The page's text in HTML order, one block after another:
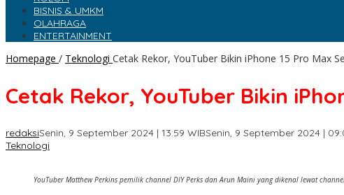
BISNIS & UMKM
OLAHRAGA
ENTERTAINMENT
Homepage / Teknologi Cetak Rekor, YouTuber Bikin iPhone 15 Pro Max
Cetak Rekor, YouTuber Bikin
redaksiSenin, 9 September 2024 | 13:59 WIBSenin, 9 September 2024 |
Teknologi
YouTuber Matthew Perkins pemilik channel DIY Perks dan Arun Maini yang dikenal lewat